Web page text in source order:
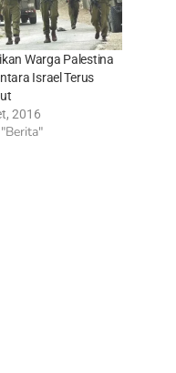
Warga Palestina
Israel Terus
2016